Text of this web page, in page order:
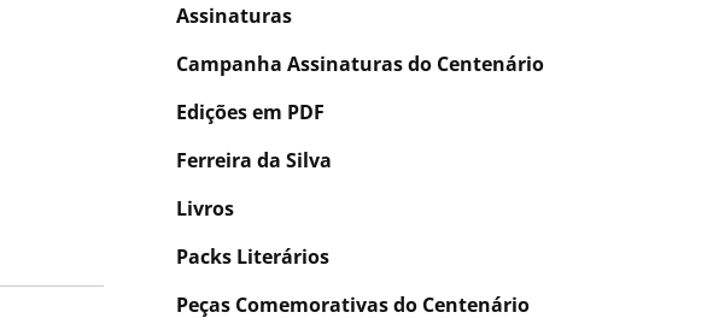
Assinaturas
Campanha Assinaturas do Centenário
Edições em PDF
Ferreira da Silva
Livros
Packs Literários
Peças Comemorativas do Centenário